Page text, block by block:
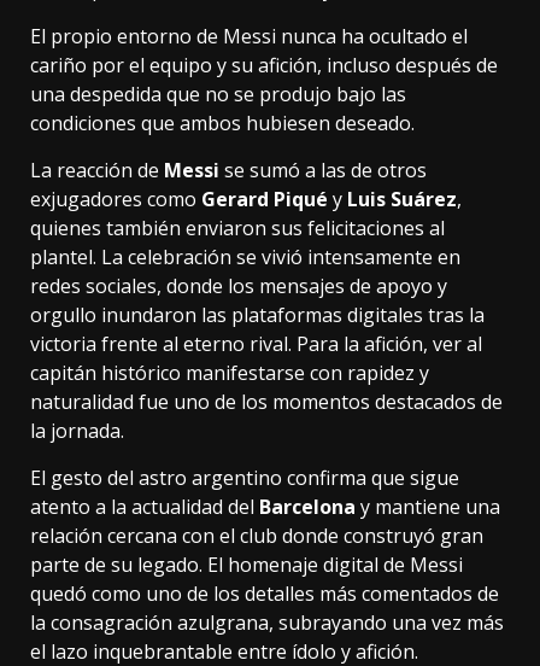
El propio entorno de Messi nunca ha ocultado el
cariño por el equipo y su afición, incluso después de
una despedida que no se produjo bajo las
condiciones que ambos hubiesen deseado.
La reacción de Messi se sumó a las de otros
exjugadores como Gerard Piqué y Luis Suárez,
quienes también enviaron sus felicitaciones al
plantel. La celebración se vivió intensamente en
redes sociales, donde los mensajes de apoyo y
orgullo inundaron las plataformas digitales tras la
victoria frente al eterno rival. Para la afición, ver al
capitán histórico manifestarse con rapidez y
naturalidad fue uno de los momentos destacados de
la jornada.
El gesto del astro argentino confirma que sigue
atento a la actualidad del Barcelona y mantiene una
relación cercana con el club donde construyó gran
parte de su legado. El homenaje digital de Messi
quedó como uno de los detalles más comentados de
la consagración azulgrana, subrayando una vez más
el lazo inquebrantable entre ídolo y afición.